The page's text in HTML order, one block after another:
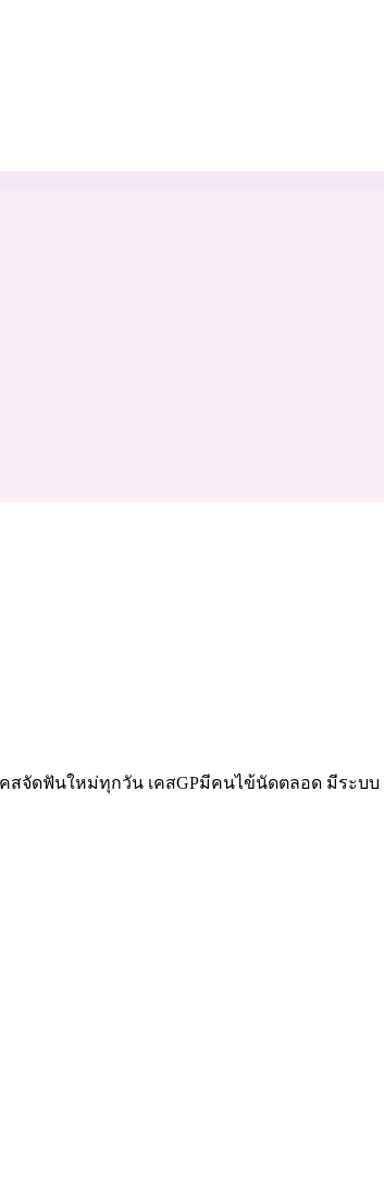
คสจัดฟันใหม่ทุกวัน เคสGPมีคนไข้นัดตลอด มีระ